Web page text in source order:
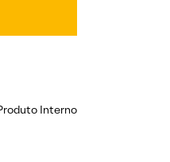
Interno